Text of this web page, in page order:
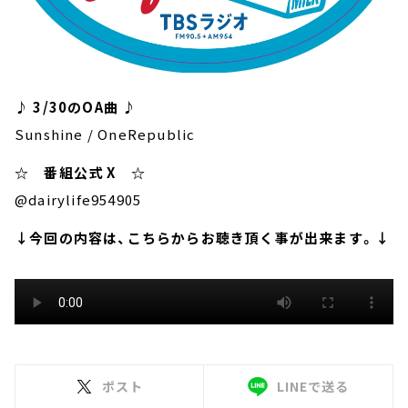
♪ 3/30のOA曲 ♪
Sunshine / OneRepublic
☆ 番組公式 X ☆
@dairylife954905
↓今回の内容は、こちらからお聴き頂く事が出来ます。↓
ポスト LINEで送る